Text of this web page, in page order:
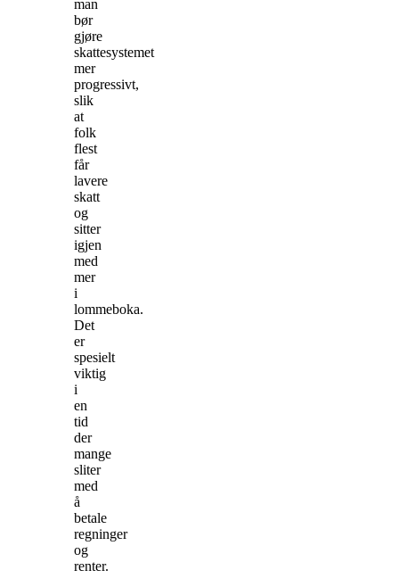
man
bør
gjøre
skattesystemet
mer
progressivt,
slik
at
folk
flest
får
lavere
skatt
og
sitter
igjen
med
mer
i
lommeboka.
Det
er
spesielt
viktig
i
en
tid
der
mange
sliter
med
å
betale
regninger
og
renter.